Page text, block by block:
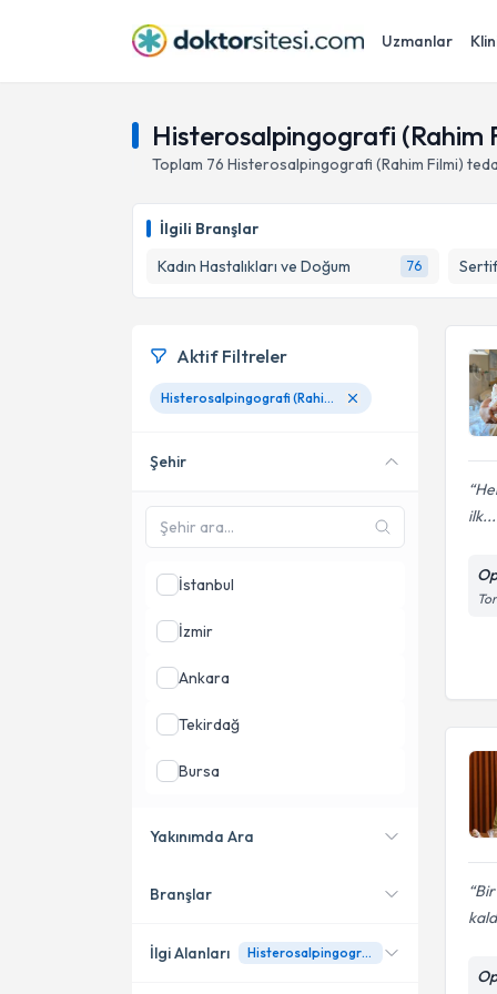
Uzmanlar
Histerosalpingografi (Rahim
Toplam 76 Histerosalpingografi (Rahim Filmi)
İlgili Branşlar
Kadın Hastalıkları ve Doğum
76
ilk...
Bir
Aktif Filtreler
Histerosalpingografi (Rahim Filmi)
Şehir
İstanbul
İzmir
Ankara
Tekirdağ
Bursa
Yakınımda Ara
Konumuma yakın uzmanları
Branşlar
İlgi Alanları Histerosalpingografi (Rahim Filmi)